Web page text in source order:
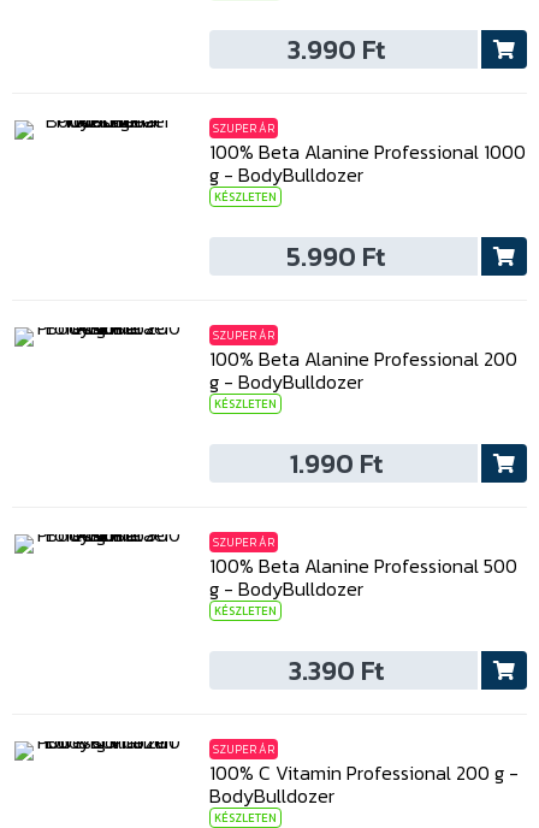
3.990 Ft
SZUPER ÁR
100% Beta Alanine Professional 1000
g - BodyBulldozer
KÉSZLETEN
5.990 Ft
SZUPER ÁR
100% Beta Alanine Professional 200
g - BodyBulldozer
KÉSZLETEN
1.990 Ft
SZUPER ÁR
100% Beta Alanine Professional 500
g - BodyBulldozer
KÉSZLETEN
3.390 Ft
SZUPER ÁR
100% C Vitamin Professional 200 g -
BodyBulldozer
KÉSZLETEN